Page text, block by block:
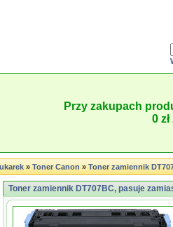
Przy zakupach
0
»Toner Canon»Toner zamiennik
Toner zamiennik DT707BC, pasuje